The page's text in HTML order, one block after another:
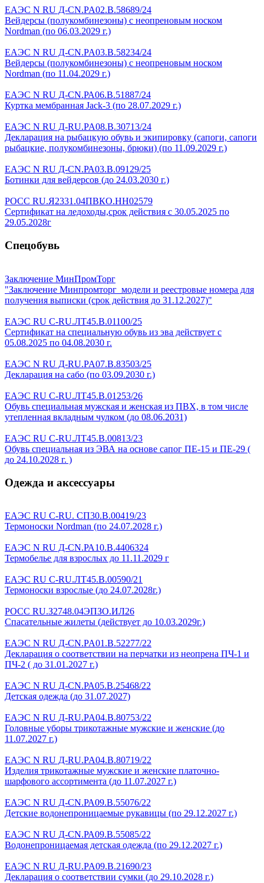
ЕАЭС N RU Д-CN.PA02.B.58689/24
Вейдерсы (полукомбинезоны) с неопреновым носком
Nordman (по 06.03.2029 г.)
ЕАЭС N RU Д-CN.PA03.B.58234/24
Вейдерсы (полукомбинезоны) с неопреновым носком
Nordman (по 11.04.2029 г.)
ЕАЭС N RU Д-CN.РА06.В.51887/24
Куртка мембранная Jack-3 (по 28.07.2029 г.)
ЕАЭС N RU Д-RU.PA08.B.30713/24
Декларация на рыбацкую обувь и экипировку (сапоги, сапоги
рыбацкие, полукомбинезоны, брюки) (по 11.09.2029 г.)
ЕАЭС N RU Д-CN.РА03.В.09129/25
Ботинки для вейдерсов (до 24.03.2030 г.)
РОСС RU.Я2331.04ПВКО.НН02579
Сертификат на ледоходы,срок действия с 30.05.2025 по
29.05.2028г
Спецобувь
Заключение МинПромТорг
"Заключение Минпромторг_модели и реестровые номера для
получения выписки (срок действия до 31.12.2027)"
ЕАЭС RU C-RU.ЛТ45.B.01100/25
Сертификат на специальную обувь из эва действует с
05.08.2025 по 04.08.2030 г.
ЕАЭС N RU Д-RU.PA07.B.83503/25
Декларация на сабо (по 03.09.2030 г.)
ЕАЭС RU С-RU.ЛТ45.В.01253/26
Обувь специальная мужская и женская из ПВХ, в том числе
утепленная вкладным чулком (до 08.06.2031)
ЕАЭС RU C-RU.ЛТ45.B.00813/23
Обувь специальная из ЭВА на основе сапог ПЕ-15 и ПЕ-29 (
до 24.10.2028 г. )
Одежда и аксессуары
ЕАЭС RU C-RU. CП30.B.00419/23
Термоноски Nordman (по 24.07.2028 г.)
ЕАЭС N RU Д-CN.РА10.В.4406324
Термобелье для взрослых до 11.11.2029 г
ЕАЭС RU C-RU.ЛТ45.B.00590/21
Термоноски взрослые (до 24.07.2028г.)
РОСС RU.З2748.04ЭПЗО.ИЛ26
Спасательные жилеты (действует до 10.03.2029г.)
ЕАЭС N RU Д-CN.PA01.B.52277/22
Декларация о соответствии на перчатки из неопрена ПЧ-1 и
ПЧ-2 ( до 31.01.2027 г.)
ЕАЭС N RU Д-CN.РА05.В.25468/22
Детская одежда (до 31.07.2027)
ЕАЭС N RU Д-RU.PA04.B.80753/22
Головные уборы трикотажные мужские и женские (до
11.07.2027 г.)
ЕАЭС N RU Д-RU.PA04.B.80719/22
Изделия трикотажные мужские и женские платочно-
шарфового ассортимента (до 11.07.2027 г.)
ЕАЭС N RU Д-CN.РА09.В.55076/22
Детские водонепроницаемые рукавицы (по 29.12.2027 г.)
ЕАЭС N RU Д-CN.РА09.В.55085/22
Водонепроницаемая детская одежда (по 29.12.2027 г.)
ЕАЭС N RU Д-RU.PA09.B.21690/23
Декларация о соответствии сумки (до 29.10.2028 г.)